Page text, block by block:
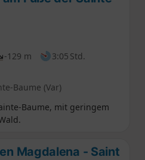
-129 m
3:05 Std.
Baume (Var)
Baume, mit geringem
Magdalena - Saint